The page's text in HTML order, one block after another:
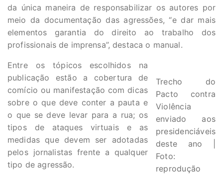
da única maneira de responsabilizar os autores por
meio da documentação das agressões, “e dar mais
elementos garantia do direito ao trabalho dos
profissionais de imprensa”, destaca o manual.
Trecho do
Pacto contra
Violência
enviado aos
presidenciáveis
deste ano |
Foto:
reprodução
Entre os tópicos escolhidos na
publicação estão a cobertura de
comício ou manifestação com dicas
sobre o que deve conter a pauta e
o que se deve levar para a rua; os
tipos de ataques virtuais e as
medidas que devem ser adotadas
pelos jornalistas frente a qualquer
tipo de agressão.